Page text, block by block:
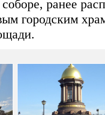
ранее
городским